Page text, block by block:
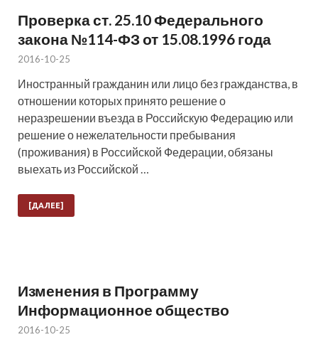
Проверка ст. 25.10 Федерального
закона №114-ФЗ от 15.08.1996 года
2016-10-25
Иностранный гражданин или лицо без гражданства, в
отношении которых принято решение о
неразрешении въезда в Российскую Федерацию или
решение о нежелательности пребывания
(проживания) в Российской Федерации, обязаны
выехать из Российской …
[ДАЛЕЕ]
Изменения в Программу
Информационное общество
2016-10-25